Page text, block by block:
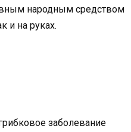
народным средством
и на руках.
заболевание